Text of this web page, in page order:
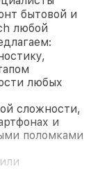
бытовой и
любой
любых
сложности,
и
поломками